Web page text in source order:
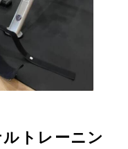
トレーニン